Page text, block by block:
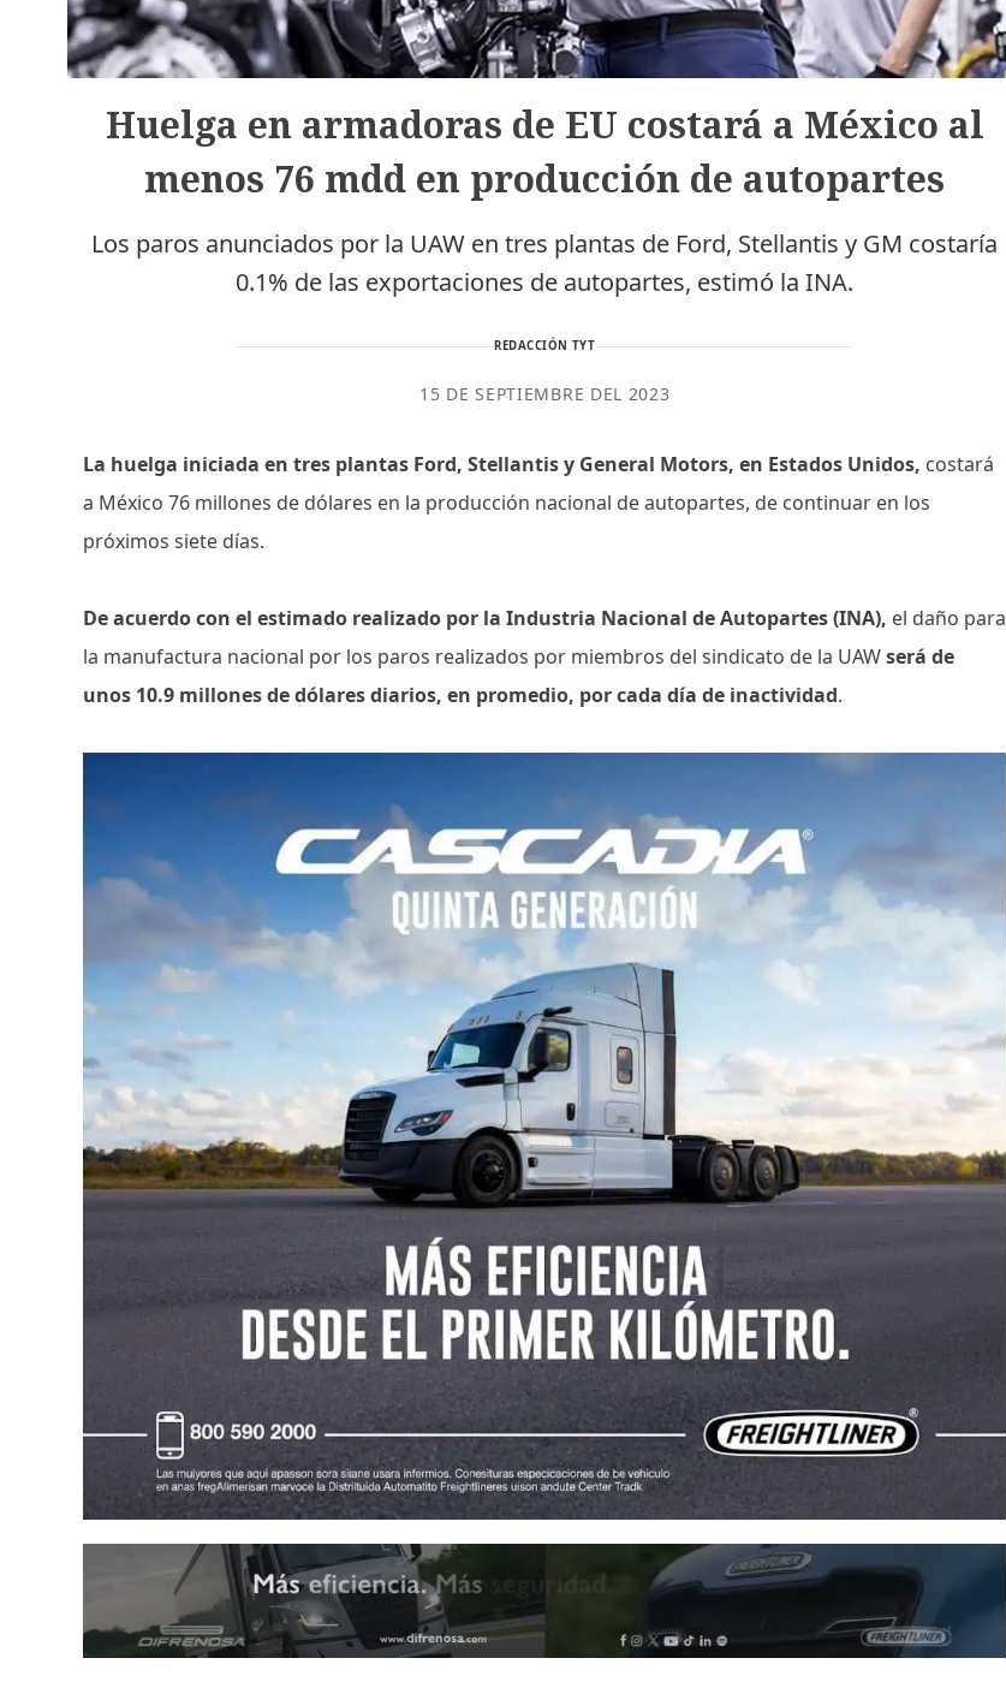
Huelga en armadoras de EU costará a México al
menos 76 mdd en producción de autopartes
Los paros anunciados por la UAW en tres plantas de Ford, Stellantis y GM costaría
0.1% de las exportaciones de autopartes, estimó la INA.
REDACCIÓN TYT
15 DE SEPTIEMBRE DEL 2023
La huelga iniciada en tres plantas Ford, Stellantis y General Motors, en Estados Unidos, costará
a México 76 millones de dólares en la producción nacional de autopartes, de continuar en los
próximos siete días.
De acuerdo con el estimado realizado por la Industria Nacional de Autopartes (INA), el daño para
la manufactura nacional por los paros realizados por miembros del sindicato de la UAWserá de
unos 10.9 millones de dólares diarios, en promedio, por cada día de inactividad.